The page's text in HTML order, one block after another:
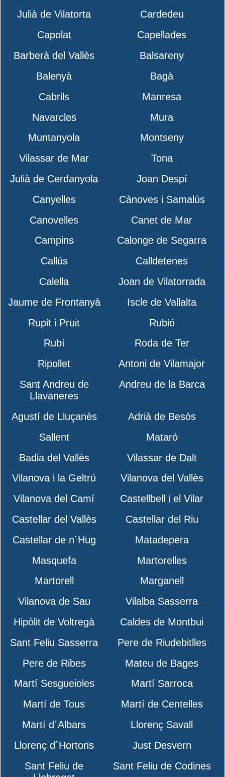
Julià de Vilatorta
Cardedeu
Capolat
Capellades
Barberà del Vallès
Balsareny
Balenyà
Bagà
Cabrils
Manresa
Navarcles
Mura
Muntanyola
Montseny
Vilassar de Mar
Tona
Julià de Cerdanyola
Joan Despí
Canyelles
Cànoves i Samalús
Canovelles
Canet de Mar
Campins
Calonge de Segarra
Callús
Calldetenes
Calella
Joan de Vilatorrada
Jaume de Frontanyà
Iscle de Vallalta
Rupit i Pruit
Rubió
Rubí
Roda de Ter
Ripollet
Antoni de Vilamajor
Sant Andreu de
Llavaneres
Andreu de la Barca
Agustí de Lluçanès
Adrià de Besòs
Sallent
Mataró
Badia del Vallès
Vilassar de Dalt
Vilanova i la Geltrú
Vilanova del Vallès
Vilanova del Camí
Castellbell i el Vilar
Castellar del Vallès
Castellar del Riu
Castellar de n´Hug
Matadepera
Masquefa
Martorelles
Martorell
Marganell
Vilanova de Sau
Vilalba Sasserra
Hipòlit de Voltregà
Caldes de Montbui
Sant Feliu Sasserra
Pere de Riudebitlles
Pere de Ribes
Mateu de Bages
Martí Sesgueioles
Martí Sarroca
Martí de Tous
Martí de Centelles
Martí d´Albars
Llorenç Savall
Llorenç d´Hortons
Just Desvern
Sant Feliu de
Sant Feliu de Codines